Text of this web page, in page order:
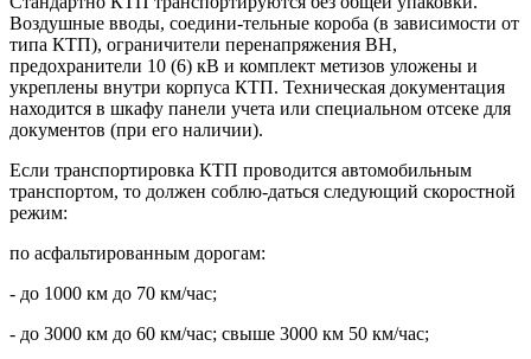
Воздушные вводы, соедини-тельные короба (в зависимости от
типа КТП), ограничители перенапряжения ВН,
предохранители 10 (6) кВ и комплект метизов уложены и
укреплены внутри корпуса КТП. Техническая документация
находится в шкафу панели учета или специальном отсеке для
документов (при его наличии).
Если транспортировка КТП проводится автомобильным
транспортом, то должен соблю-даться следующий скоростной
режим:
по асфальтированным дорогам:
- до 1000 км до 70 км/час;
- до 3000 км до 60 км/час; свыше 3000 км 50 км/час;